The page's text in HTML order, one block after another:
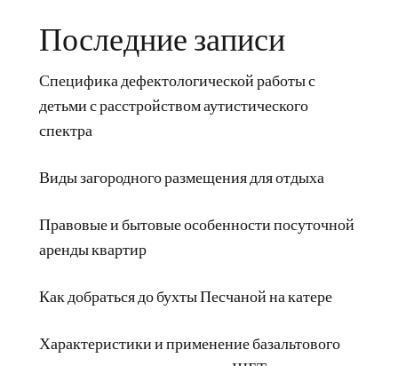
Последние записи
Специфика дефектологической работы с
детьми с расстройством аутистического
спектра
Виды загородного размещения для отдыха
Правовые и бытовые особенности посуточной
аренды квартир
Как добраться до бухты Песчаной на катере
Характеристики и применение базальтового